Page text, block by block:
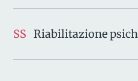
SS Riabilitazione